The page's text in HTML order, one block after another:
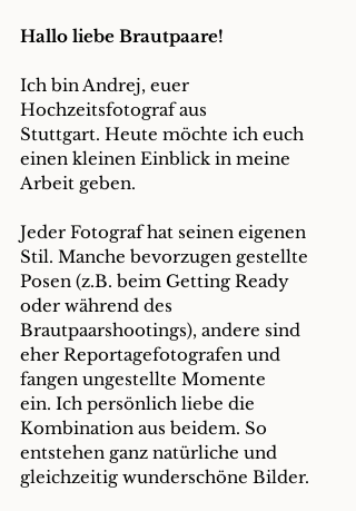
Hallo liebe Brautpaare!
Ich bin Andrej, euer
Hochzeitsfotograf aus
Stuttgart. Heute möchte ich euch
einen kleinen Einblick in meine
Arbeit geben.
Jeder Fotograf hat seinen eigenen
Stil. Manche bevorzugen gestellte
Posen (z.B. beim Getting Ready
oder während des
Brautpaarshootings), andere sind
eher Reportagefotografen und
fangen ungestellte Momente
ein. Ich persönlich liebe die
Kombination aus beidem. So
entstehen ganz natürliche und
gleichzeitig wunderschöne Bilder.